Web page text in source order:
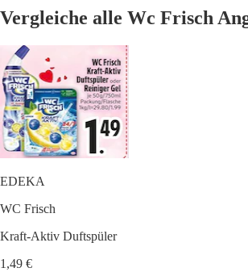
Vergleiche alle Wc Frisch
EDEKA
WC Frisch
Kraft-Aktiv Duftspüler
1,49 €